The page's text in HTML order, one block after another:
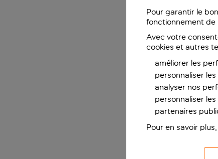
Pour garantir le
fonctionnement de
Avec votre
cookies et autres
améliorer les
personnaliser
analyser nos
personnaliser
partenaires
Pour en savoir